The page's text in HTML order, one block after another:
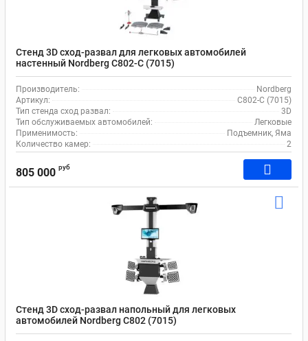
Стенд 3D сход-развал для легковых автомобилей
настенный Nordberg C802-C (7015)
Производитель:
Nordberg
Артикул:
C802-C (7015)
Тип стенда сход развал:
3D
Тип обслуживаемых автомобилей:
Легковые
Применимость:
Подъемник, Яма
Количество камер:
2
805 000 руб
Стенд 3D сход-развал напольный для легковых
автомобилей Nordberg C802 (7015)